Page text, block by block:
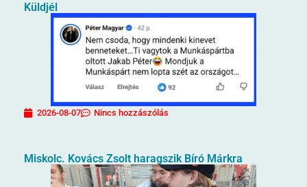
Küldjél
2026-08-07 Nincs hozzászólás
Miskolc. Kovács Zsolt haragszik Bíró Márkra